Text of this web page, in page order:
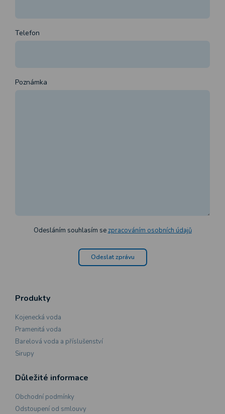
Telefon
Poznámka
Odesláním souhlasím sezpracováním osobních údajů
Odeslat zprávu
Produkty
Kojenecká voda
Pramenitá voda
Barelová voda a příslušenství
Sirupy
Důležité informace
Obchodní podmínky
Odstoupení od smlouvy